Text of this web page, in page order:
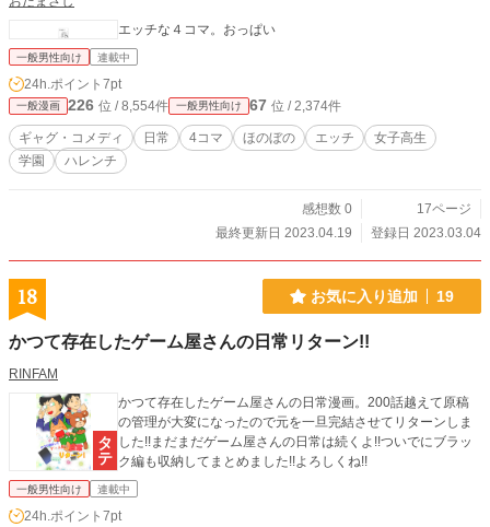
エッチな４コマ。おっぱい
一般男性向け 連載中
24h.ポイント 7pt
一般漫画 226 位 / 8,554件 一般男性向け 67 位 / 2,374件
ギャグ・コメディ 日常 4コマ ほのぼの エッチ
女子高生
学園
ハレンチ
感想数 0
17ページ
最終更新日 2023.04.19
登録日 2023.03.04
18 お気に入り追加 19
かつて存在したゲーム屋さんの日常リターン!!
RINFAM
かつて存在したゲーム屋さんの日常漫画。200話越えて原稿
の管理が大変になったので元を一旦完結させてリターンしま
した!!まだまだゲーム屋さんの日常は続くよ!!ついでにブラッ
ク編も収納してまとめました!!よろしくね!!
一般男性向け 連載中
24h.ポイント 7pt